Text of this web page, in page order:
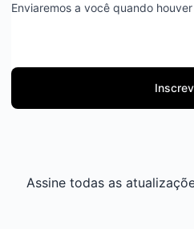
Enviaremos a você quando
Assine todas as